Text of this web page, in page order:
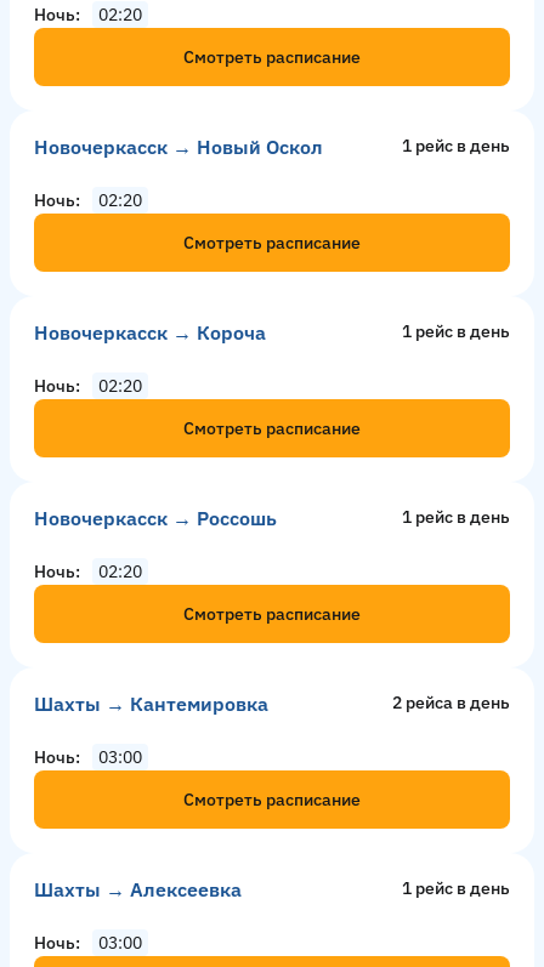
Ночь
02:20
Смотреть расписание
Новочеркасск → Новый Оскол 1 рейс в день
Ночь
02:20
Смотреть расписание
Новочеркасск → Короча 1 рейс в день
Ночь
02:20
Смотреть расписание
Новочеркасск → Россошь 1 рейс в день
Ночь
02:20
Смотреть расписание
Шахты → Кантемировка 2 рейсa в день
Ночь
03:00
Смотреть расписание
Шахты → Алексеевка 1 рейс в день
Ночь
03:00